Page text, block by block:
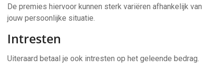
De premies hiervoor kunnen sterk variëren afhankelijk van
jouw persoonlijke situatie.
Intresten
Uiteraard betaal je ook intresten op het geleende bedrag.